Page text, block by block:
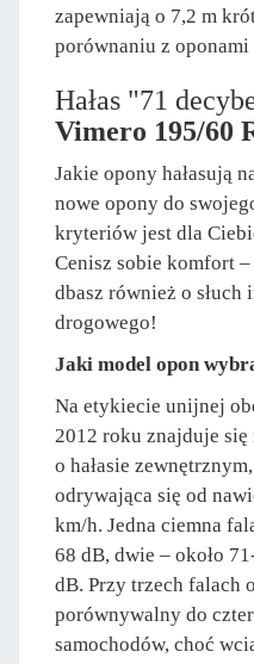
zapewniają o 7,2 m
porównaniu z oponami
Hałas "71
Vimero 195/60
Jakie opony hałasują
nowe opony do
kryteriów jest dla
Cenisz sobie komfort
dbasz również o
drogowego!
Jaki model opon
Na etykiecie unijnej
2012 roku znajduje
o hałasie
odrywająca się od
km/h. Jedna ciemna
68 dB, dwie – około
dB. Przy trzech falach
porównywalny do
samochodów, choć